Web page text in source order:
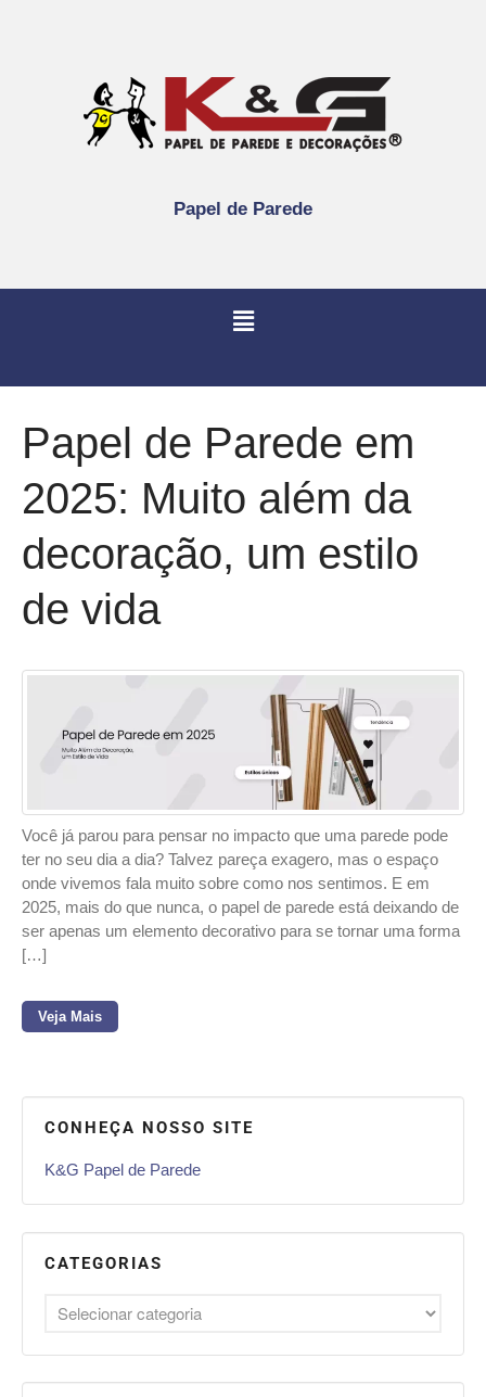
Papel de Parede
Papel de Parede em
2025: Muito além da
decoração, um estilo
de vida
Você já parou para pensar no impacto que uma parede pode
ter no seu dia a dia? Talvez pareça exagero, mas o espaço
onde vivemos fala muito sobre como nos sentimos. E em
2025, mais do que nunca, o papel de parede está deixando de
ser apenas um elemento decorativo para se tornar uma forma
[…]
Veja Mais
CONHEÇA NOSSO SITE
K&G Papel de Parede
CATEGORIAS